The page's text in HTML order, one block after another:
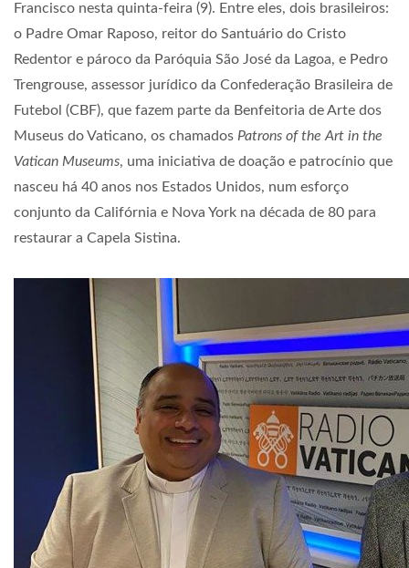
Francisco nesta quinta-feira (9). Entre eles, dois brasileiros:
o Padre Omar Raposo, reitor do Santuário do Cristo
Redentor e pároco da Paróquia São José da Lagoa, e Pedro
Trengrouse, assessor jurídico da Confederação Brasileira de
Futebol (CBF), que fazem parte da Benfeitoria de Arte dos
Museus do Vaticano, os chamados Patrons of the Art in the
Vatican Museums, uma iniciativa de doação e patrocínio que
nasceu há 40 anos nos Estados Unidos, num esforço
conjunto da Califórnia e Nova York na década de 80 para
restaurar a Capela Sistina.